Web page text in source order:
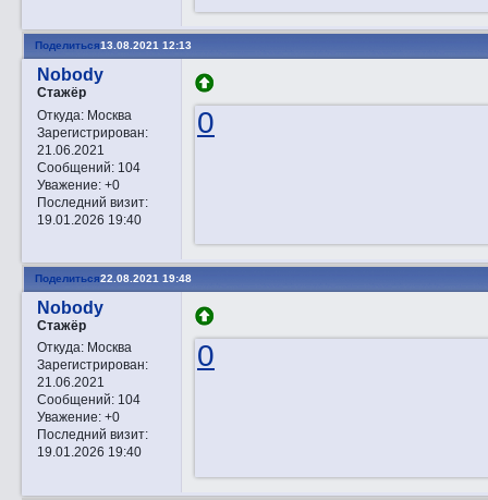
Поделиться13.08.2021 12:13
Nobody
Стажёр
Откуда:Москва
Зарегистрирован:
21.06.2021
Сообщений:104
Уважение: +0
Последний визит:
19.01.2026 19:40
0
Поделиться22.08.2021 19:48
Nobody
Стажёр
Откуда:Москва
Зарегистрирован:
21.06.2021
Сообщений:104
Уважение: +0
Последний визит:
19.01.2026 19:40
0